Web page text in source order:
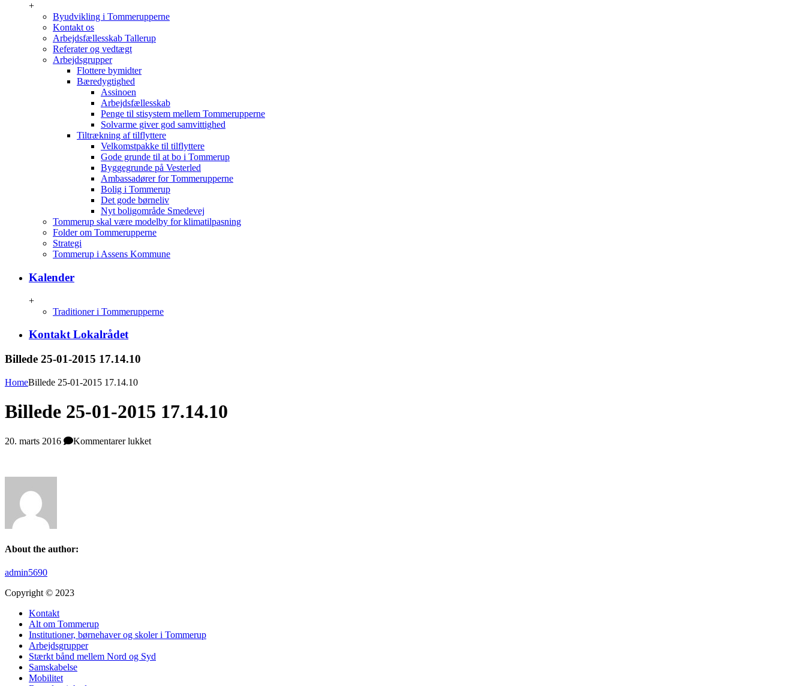
+
Byudvikling i Tommerupperne
Kontakt os
Arbejdsfællesskab Tallerup
Referater og vedtægt
Arbejdsgrupper
Flottere bymidter
Bæredygtighed
Assinoen
Arbejdsfællesskab
Penge til stisystem mellem Tommerupperne
Solvarme giver god samvittighed
Tiltrækning af tilflyttere
Velkomstpakke til tilflyttere
Gode grunde til at bo i Tommerup
Byggegrunde på Vesterled
Ambassadører for Tommerupperne
Bolig i Tommerup
Det gode børneliv
Nyt boligområde Smedevej
Tommerup skal være modelby for klimatilpasning
Folder om Tommerupperne
Strategi
Tommerup i Assens Kommune
Kalender
+
Traditioner i Tommerupperne
Kontakt Lokalrådet
Billede 25-01-2015 17.14.10
HomeBillede 25-01-2015 17.14.10
Billede 25-01-2015 17.14.10
20. marts 2016 Kommentarer lukkettil
About the author:
admin5690
Copyright © 2023
Kontakt
Alt om Tommerup
Institutioner, børnehaver og skoler i Tommerup
Arbejdsgrupper
Stærkt bånd mellem Nord og Syd
Samskabelse
Mobilitet